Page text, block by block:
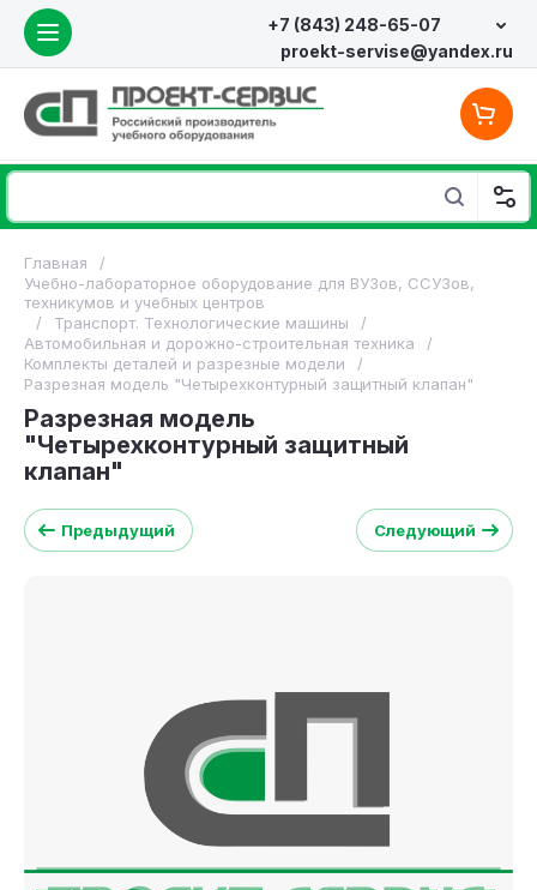
+7 (843) 248-65-07
proekt-servise@yandex.ru
Главная
/
Учебно-лабораторное оборудование для ВУЗов, ССУЗов,
техникумов и учебных центров
/
Транспорт. Технологические машины
/
Автомобильная и дорожно-строительная техника
/
Комплекты деталей и разрезные модели
/
Разрезная модель "Четырехконтурный защитный клапан"
Разрезная модель
"Четырехконтурный защитный
клапан"
Предыдущий Следующий